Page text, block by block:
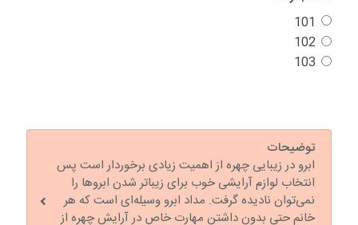
101
102
103
توضیحات
ابرو در زیبایی چهره از اهمیت زیادی برخوردار است پس
انتخاب لوازم آرایشی خوب برای زیباتر شدن ابروها را
نمی‌توان نادیده گرفت. مداد ابرو وسیله‌ای است که هر
خانم حتی بدون داشتن مهارت خاص در آرایش چهره از